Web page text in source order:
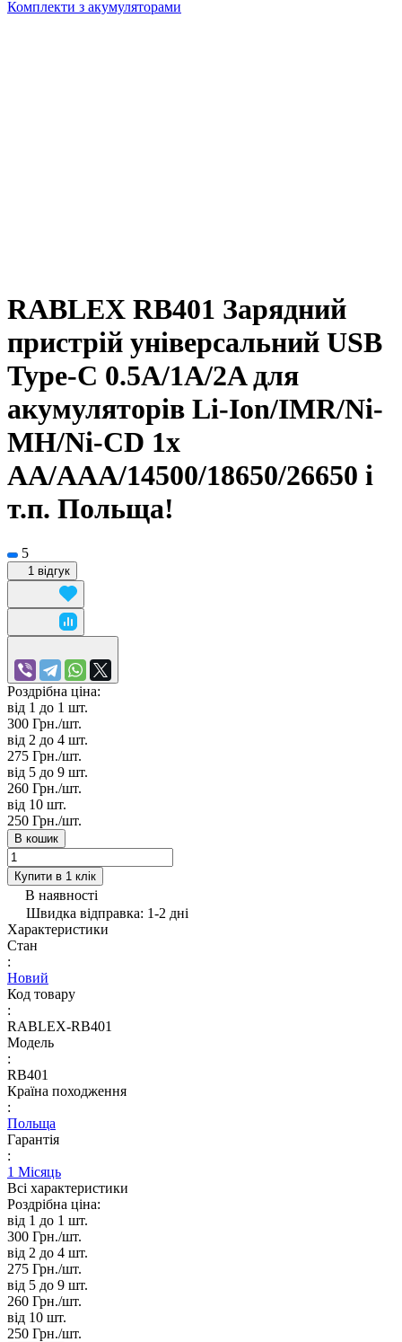
Комплекти з акумуляторами
RABLEX RB401 Зарядний
пристрій універсальний USB
Type-C 0.5A/1A/2A для
акумуляторів Li-Ion/IMR/Ni-
MH/Ni-CD 1x
AA/AAA/14500/18650/26650 і
т.п. Польща!
5
1 відгук
Роздрібна ціна:
від 1 до 1 шт.
300 Грн./шт.
від 2 до 4 шт.
275 Грн./шт.
від 5 до 9 шт.
260 Грн./шт.
від 10 шт.
250 Грн./шт.
В кошик
Купити в 1 клік
В наявності
Швидка відправка: 1-2 дні
Характеристики
Стан
:
Новий
Код товару
:
RABLEX-RB401
Модель
:
RB401
Країна походження
:
Польща
Гарантія
:
1 Місяць
Всі характеристики
Роздрібна ціна:
від 1 до 1 шт.
300 Грн./шт.
від 2 до 4 шт.
275 Грн./шт.
від 5 до 9 шт.
260 Грн./шт.
від 10 шт.
250 Грн./шт.